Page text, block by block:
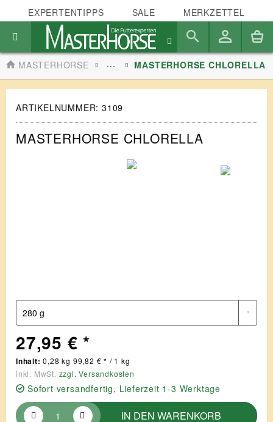
EXPERTENTIPPS SALE MERKZETTEL
MASTERHORSE ... MASTERHORSE CHLORELLA
ARTIKELNUMMER:3109
MASTERHORSE CHLORELLA
27,95 € *
Inhalt:0,28 kg 99,82 € * / 1 kg
inkl. MwSt. zzgl. Versandkosten
Sofort versandfertig, Lieferzeit 1-3 Werktage
IN DEN WARENKORB